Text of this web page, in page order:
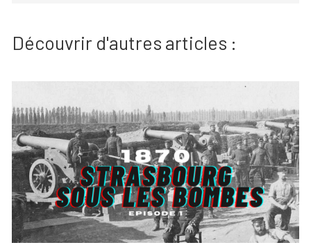
Découvrir d'autres articles :